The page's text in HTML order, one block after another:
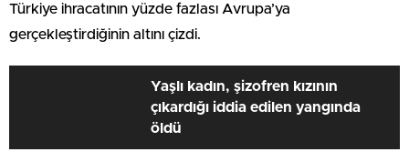
Türkiye ihracatının yüzde fazlası Avrupa’ya
gerçekleştirdiğinin altını çizdi.
Yaşlı kadın, şizofren kızının
çıkardığı iddia edilen yangında
öldü